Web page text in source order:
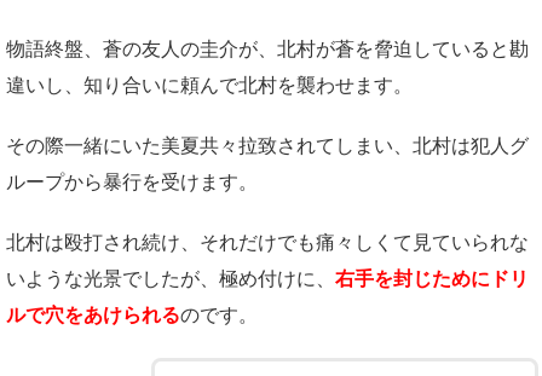
物語終盤、蒼の友人の圭介が、北村が蒼を脅迫していると勘
違いし、知り合いに頼んで北村を襲わせます。
その際一緒にいた美夏共々拉致されてしまい、北村は犯人グ
ループから暴行を受けます。
北村は殴打され続け、それだけでも痛々しくて見ていられな
いような光景でしたが、極め付けに、 右手を封じためにドリ
ルで穴をあけられるのです。